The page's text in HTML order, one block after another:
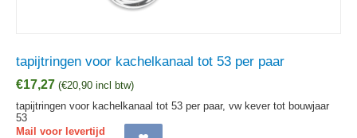
tapijtringen voor kachelkanaal tot 53 per paar
€17,27 (€20,90 incl btw)
tapijtringen voor kachelkanaal tot 53 per paar, vw kever tot bouwjaar
53
Mail voor levertijd